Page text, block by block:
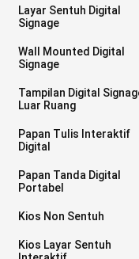
Layar Sentuh Digital
Signage
Wall Mounted Digital
Signage
Tampilan Digital
Luar Ruang
Papan Tulis Interaktif
Digital
Papan Tanda Digital
Portabel
Kios Non Sentuh
Kios Layar Sentuh